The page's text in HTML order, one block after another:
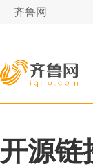
齐鲁网
开源